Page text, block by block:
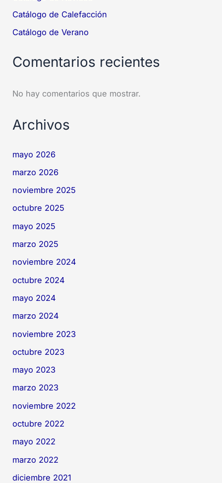
Catálogo de Calefacción
Catálogo de Verano
Comentarios recientes
No hay comentarios que mostrar.
Archivos
mayo 2026
marzo 2026
noviembre 2025
octubre 2025
mayo 2025
marzo 2025
noviembre 2024
octubre 2024
mayo 2024
marzo 2024
noviembre 2023
octubre 2023
mayo 2023
marzo 2023
noviembre 2022
octubre 2022
mayo 2022
marzo 2022
diciembre 2021